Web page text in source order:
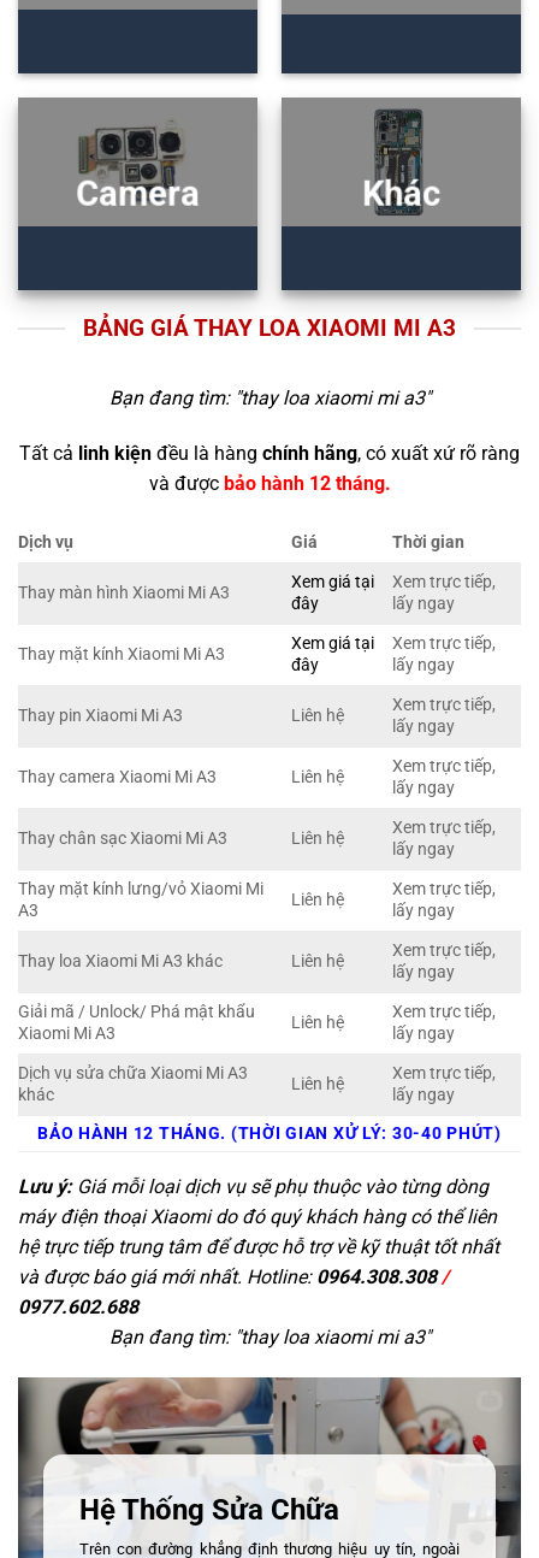
Camera Khác
BẢNG GIÁ THAY LOA XIAOMI MI A3
Bạn đang tìm: "thay loa xiaomi mi a3"
Tất cả linh kiện đều là hàng chính hãng, có xuất xứ rõ ràng
và được bảo hành 12 tháng.
Dịch vụ Giá Thời gian
Thay màn hình Xiaomi Mi A3
Xem giá tại
đây
Xem trực tiếp,
lấy ngay
Thay mặt kính Xiaomi Mi A3
Xem giá tại
đây
Xem trực tiếp,
lấy ngay
Thay pin Xiaomi Mi A3 Liên hệ
Xem trực tiếp,
lấy ngay
Thay camera Xiaomi Mi A3 Liên hệ
Xem trực tiếp,
lấy ngay
Thay chân sạc Xiaomi Mi A3 Liên hệ
Xem trực tiếp,
lấy ngay
Thay mặt kính lưng/vỏ Xiaomi Mi
A3
Liên hệ
Xem trực tiếp,
lấy ngay
Thay loa Xiaomi Mi A3 khác Liên hệ
Xem trực tiếp,
lấy ngay
Giải mã / Unlock/ Phá mật khẩu
Xiaomi Mi A3
Liên hệ
Xem trực tiếp,
lấy ngay
Dịch vụ sửa chữa Xiaomi Mi A3
khác
Liên hệ
Xem trực tiếp,
lấy ngay
BẢO HÀNH 12 THÁNG. (THỜI GIAN XỬ LÝ: 30-40 PHÚT)
Lưu ý:Giá mỗi loại dịch vụ sẽ phụ thuộc vào từng dòng
máy điện thoại Xiaomi do đó quý khách hàng có thể liên
hệ trực tiếp trung tâm để được hỗ trợ về kỹ thuật tốt nhất
và được báo giá mới nhất. Hotline: 0964.308.308/
0977.602.688
Bạn đang tìm: "thay loa xiaomi mi a3"
Hệ Thống Sửa Chữa
Trên con đường khẳng định thương hiệu uy tín, ngoài